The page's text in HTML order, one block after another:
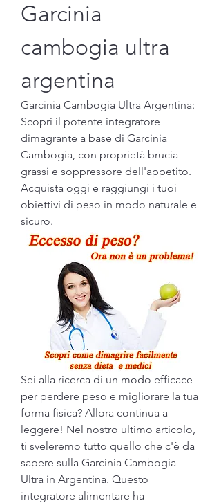
Garcinia
cambogia ultra
argentina
Garcinia Cambogia Ultra Argentina:
Scopri il potente integratore
dimagrante a base di Garcinia
Cambogia, con proprietà brucia-
grassi e soppressore dell'appetito.
Acquista oggi e raggiungi i tuoi
obiettivi di peso in modo naturale e
sicuro.
Sei alla ricerca di un modo efficace
per perdere peso e migliorare la tua
forma fisica? Allora continua a
leggere! Nel nostro ultimo articolo,
ti sveleremo tutto quello che c'è da
sapere sulla Garcinia Cambogia
Ultra in Argentina. Questo
integratore alimentare ha